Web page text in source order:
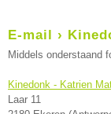
E-mail ›
Middels onderstaand
Kinedonk - Katrien
Laar 11